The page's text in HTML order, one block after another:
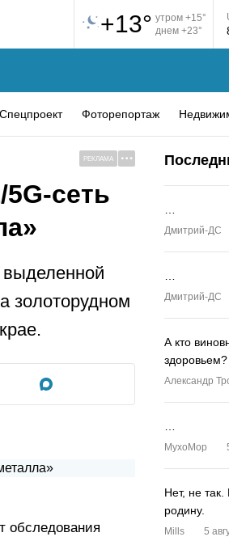
+13° утром +15°
днем +23°
Спецпроект Фоторепортаж
РЕКЛАМА
сеть
золоторудном
обследования
Дмитрий-ДС
Дмитрий-ДС
А кто
здоровьем?
Александр
MyxoMop
Нет, не
родину.
Mills 5